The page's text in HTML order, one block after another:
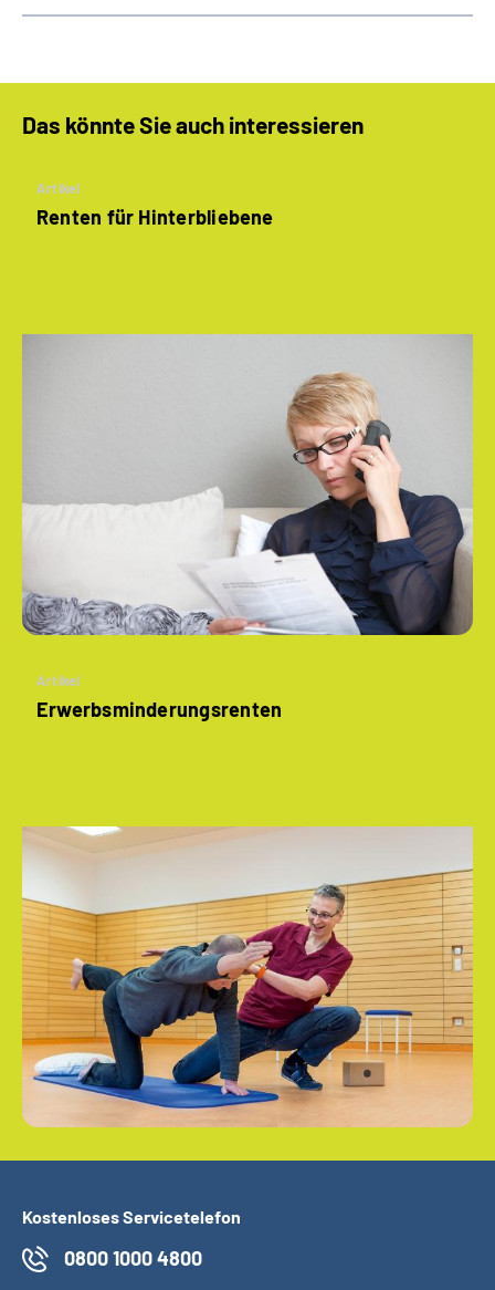
Das könnte Sie auch interessieren
Artikel
Renten für Hinterbliebene
Artikel
­Erwerbsminderungs­renten
Kostenloses Servicetelefon
0800 1000 4800